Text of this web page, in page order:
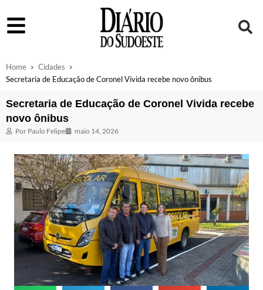
Home
Cidades
Secretaria de Educação de Coronel Vivida recebe novo ônibus
Secretaria de Educação de Coronel Vivida recebe
novo ônibus
Por Paulo Felipe maio 14, 2026